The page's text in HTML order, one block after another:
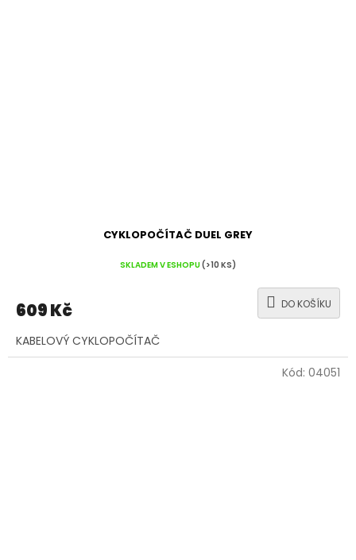
CYKLOPOČÍTAČ DUEL GREY
SKLADEM V ESHOPU(>10 KS)
609 Kč DO KOŠÍKU
KABELOVÝ CYKLOPOČÍTAČ
Kód: 04051